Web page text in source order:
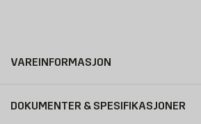
VAREINFORMASJON
DOKUMENTER & SPESIFIKASJONER